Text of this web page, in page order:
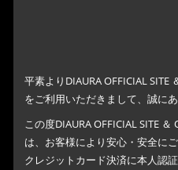
平素よりDIAURA OFFICIAL SITE
をご利用いただきまして、誠に
この度DIAURA OFFICIAL SITE
は、お客様により安心・安全に
クレジットカード決済に本人認